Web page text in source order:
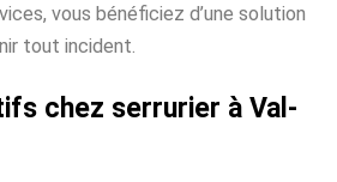
vous bénéficiez d’une solution
tout incident.
chez serrurier à Val-